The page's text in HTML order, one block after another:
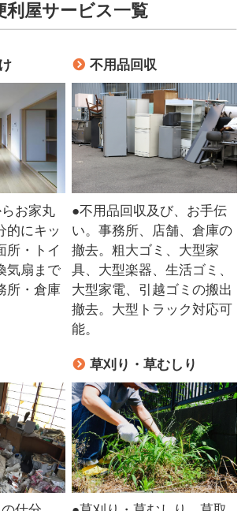
利屋サービス一覧
お家丸
的にキッ
所・トイ
気扇まで
所・倉庫
不用品回収
●不用品回収及び、お手伝
い。事務所、店舗、倉庫の
撤去。粗大ゴミ、大型家
具、大型楽器、生活ゴミ、
大型家電、引越ゴミの搬出
撤去。大型トラック対応可
能。
草刈り・草むしり